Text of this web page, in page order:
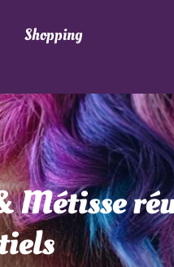
Shopping
Métisse